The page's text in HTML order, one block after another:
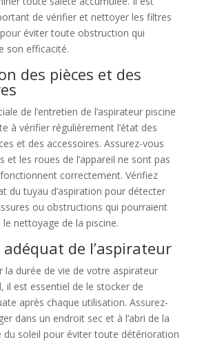
de vérifier et nettoyer les filtres
pour éviter toute obstruction qui
son efficacité.
des pièces et des
de l’entretien de l’aspirateur piscine
à vérifier régulièrement l’état des
et des accessoires. Assurez-vous
et les roues de l’appareil ne sont pas
fonctionnent correctement. Vérifiez
du tuyau d’aspiration pour détecter
ou obstructions qui pourraient
nettoyage de la piscine.
adéquat de l’aspirateur
la durée de vie de votre aspirateur
il est essentiel de le stocker de
après chaque utilisation. Assurez-
dans un endroit sec et à l’abri de la
du soleil pour éviter toute détérioration